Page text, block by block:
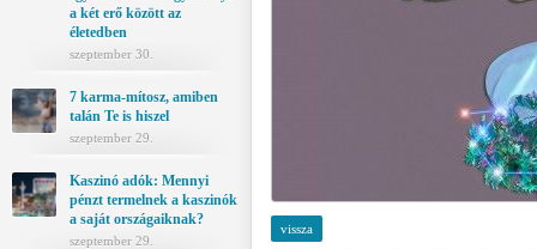
a két erő között az
életedben
szeptember 30.
7 karma-mítosz, amiben
talán Te is hiszel
szeptember 29.
Kaszinó adók: Mennyi
pénzt termelnek a kaszinók
a saját országaiknak?
szeptember 29.
vissza